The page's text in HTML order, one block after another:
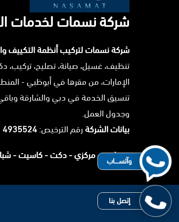
شركة نسمات لخدمات
شركة نسمات لتركيب أنظمة التكييف
تنظيف، غسيل، صيانة، تصليح،
الإمارات، من مقرها في أبوظبي -
تنسيق الخدمة في دبي والشارقة
وجدول العمل.
بيانات الشركةرقم الترخيص:4935524
سبليت -مركزي -دكت -كاسيت -
إتصل بنا
وآتســــاب